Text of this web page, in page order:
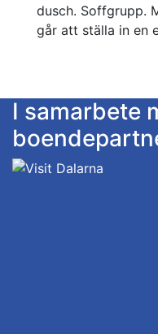
dusch. Soffgrupp.
går att ställa in en
I samarbete